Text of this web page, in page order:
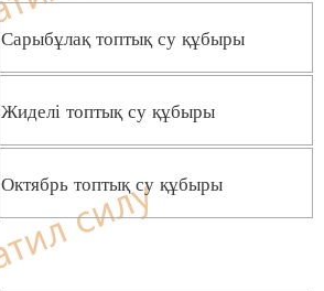
Сарыбұлақ топтық су құбыры
Жиделі топтық су құбыры
Октябрь топтық су құбыры